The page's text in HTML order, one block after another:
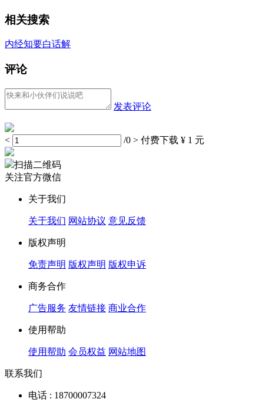
相关搜索
内经知要白话解
评论
发表评论
< /0 > 付费下载 ¥ 1 元
扫描二维码
关注官方微信
关于我们
关于我们 网站协议 意见反馈
版权声明
免责声明 版权声明 版权申诉
商务合作
广告服务 友情链接 商业合作
使用帮助
使用帮助 会员权益 网站地图
联系我们
电话 : 18700007324